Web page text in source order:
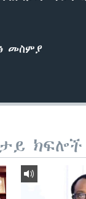
መስምያ
ክፍሎች